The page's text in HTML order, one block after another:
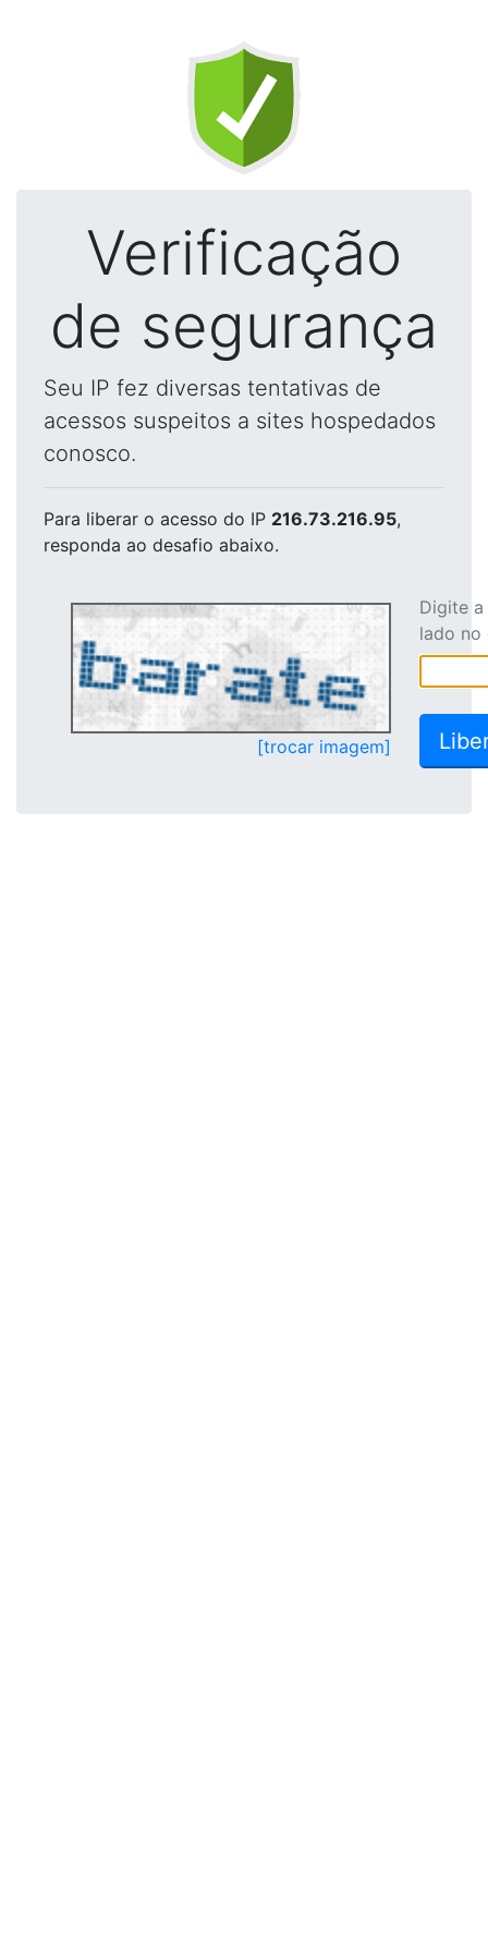
Verificação
de segurança
Seu IP fez diversas tentativas de
acessos suspeitos a sites hospedados
conosco.
Para liberar o acesso do IP 216.73.216.95,
responda ao desafio abaixo.
[trocar imagem]
Digite
lado no